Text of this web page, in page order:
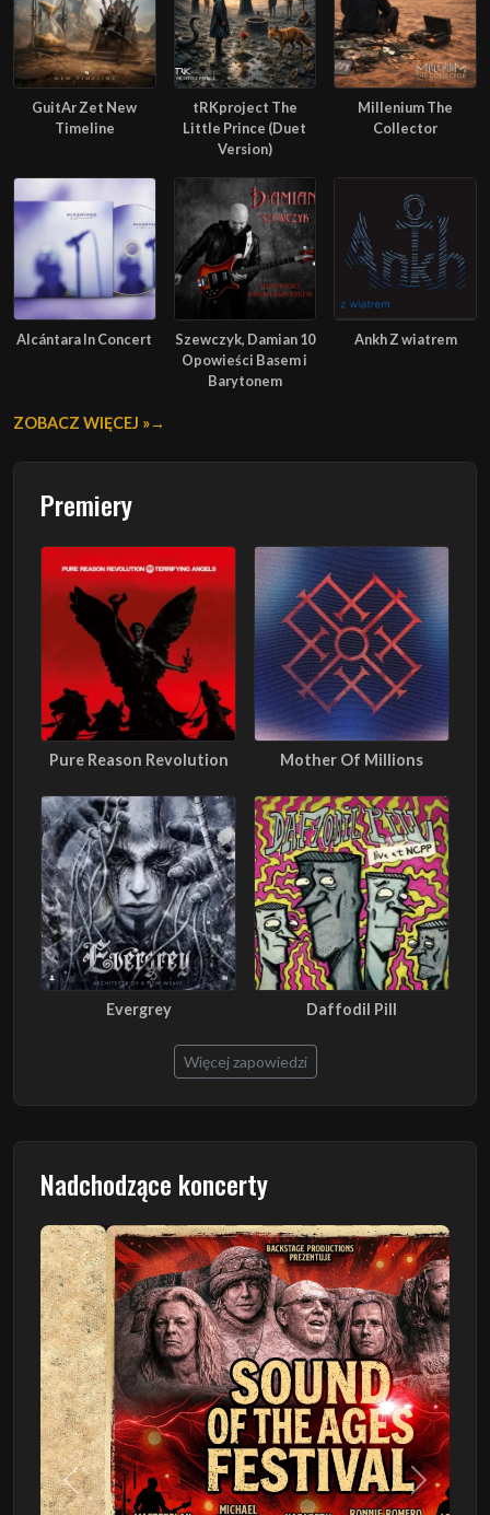
GuitAr Zet New
Timeline
tRKproject The
Little Prince (Duet
Version)
Millenium The
Collector
Alcántara In Concert
Szewczyk, Damian 10
Opowieści Basem i
Barytonem
Ankh Z wiatrem
ZOBACZ WIĘCEJ »
Premiery
Pure Reason Revolution Mother Of Millions
Evergrey Daffodil Pill
Więcej zapowiedzi
Nadchodzące koncerty
Poprzedni Następny